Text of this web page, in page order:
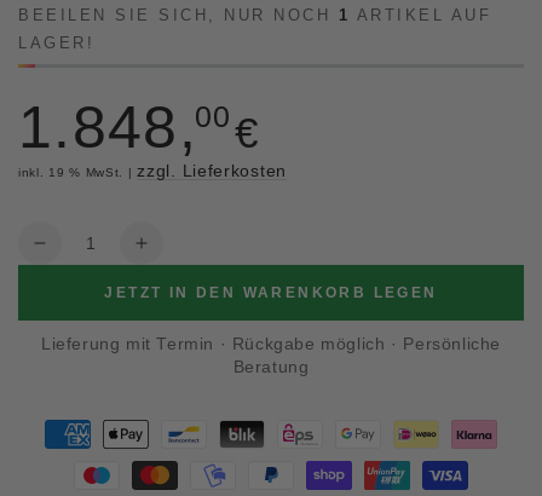
BEEILEN SIE SICH, NUR NOCH 1 ARTIKEL AUF
LAGER!
Regulärer
1.848,00€
inkl. 19 % MwSt. |zzgl. Lieferkosten
Verringere
Menge
Wunderschönes
Design
Sideboard
Wandkonsole
Erhöhe
Menge
Wunderschönes
Design
Sideboard
Wandkonsole
JETZT IN DEN WARENKORB LEGEN
Lieferung mit Termin · Rückgabe möglich · Persönliche
Beratung
Zahlungsmöglichkeiten